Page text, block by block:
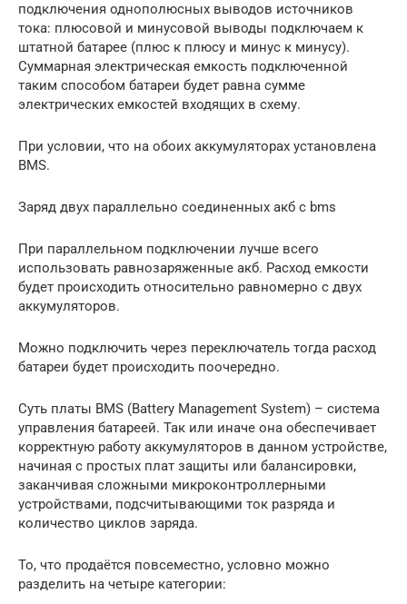
подключения однополюсных выводов источников
тока: плюсовой и минусовой выводы подключаем к
штатной батарее (плюс к плюсу и минус к минусу).
Суммарная электрическая емкость подключенной
таким способом батареи будет равна сумме
электрических емкостей входящих в схему.
При условии, что на обоих аккумуляторах установлена
BMS.
Заряд двух параллельно соединенных акб с bms
При параллельном подключении лучше всего
использовать равнозаряженные акб. Расход емкости
будет происходить относительно равномерно с двух
аккумуляторов.
Можно подключить через переключатель тогда расход
батареи будет происходить поочередно.
Суть платы BMS (Battery Management System) – система
управления батареей. Так или иначе она обеспечивает
корректную работу аккумуляторов в данном устройстве,
начиная с простых плат защиты или балансировки,
заканчивая сложными микроконтроллерными
устройствами, подсчитывающими ток разряда и
количество циклов заряда.
То, что продаётся повсеместно, условно можно
разделить на четыре категории: